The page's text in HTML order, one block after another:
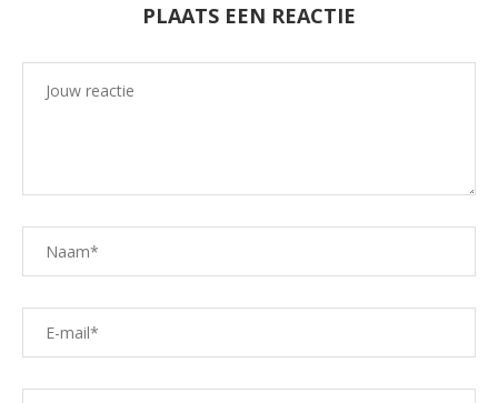
PLAATS EEN REACTIE